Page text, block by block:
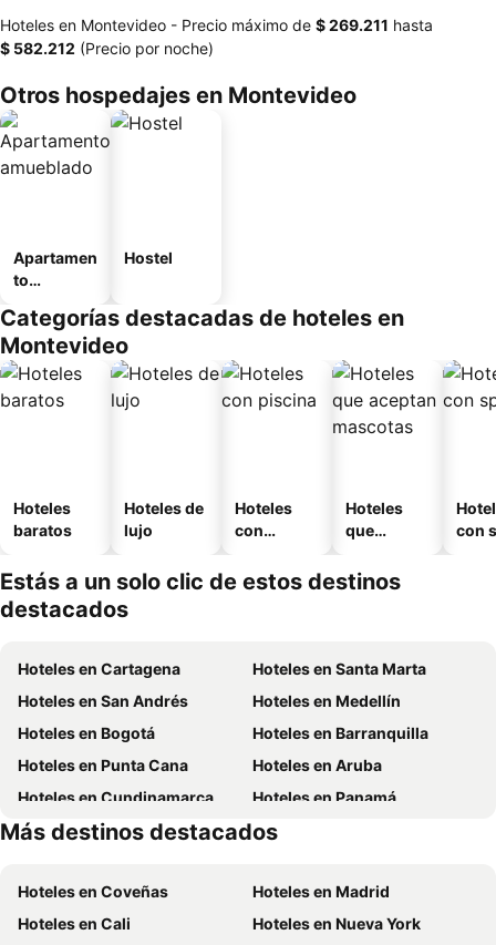
Hoteles en Montevideo - Precio máximo de ‎$ 269.211 hasta
‎$ 582.212 (Precio por noche)
Otros hospedajes en Montevideo
Apartamen
to
o
Hostel
Categorías destacadas de hoteles en
Montevideo
Hoteles
baratos
Hoteles de
lujo
Hoteles
con
Hoteles
que
mascotas
con
Estás a un solo clic de estos destinos
destacados
Hoteles en Cartagena
Hoteles en Santa Marta
Hoteles en San Andrés
Hoteles en Medellín
Hoteles en Bogotá
Hoteles en Barranquilla
Hoteles en Punta Cana
Hoteles en Aruba
Hoteles en Cundinamarca
Hoteles en Panamá
Hoteles en Santiago de Chile
Hoteles en Colombia
Más destinos destacados
Hoteles en Coveñas
Hoteles en Madrid
Hoteles en Cali
Hoteles en Nueva York